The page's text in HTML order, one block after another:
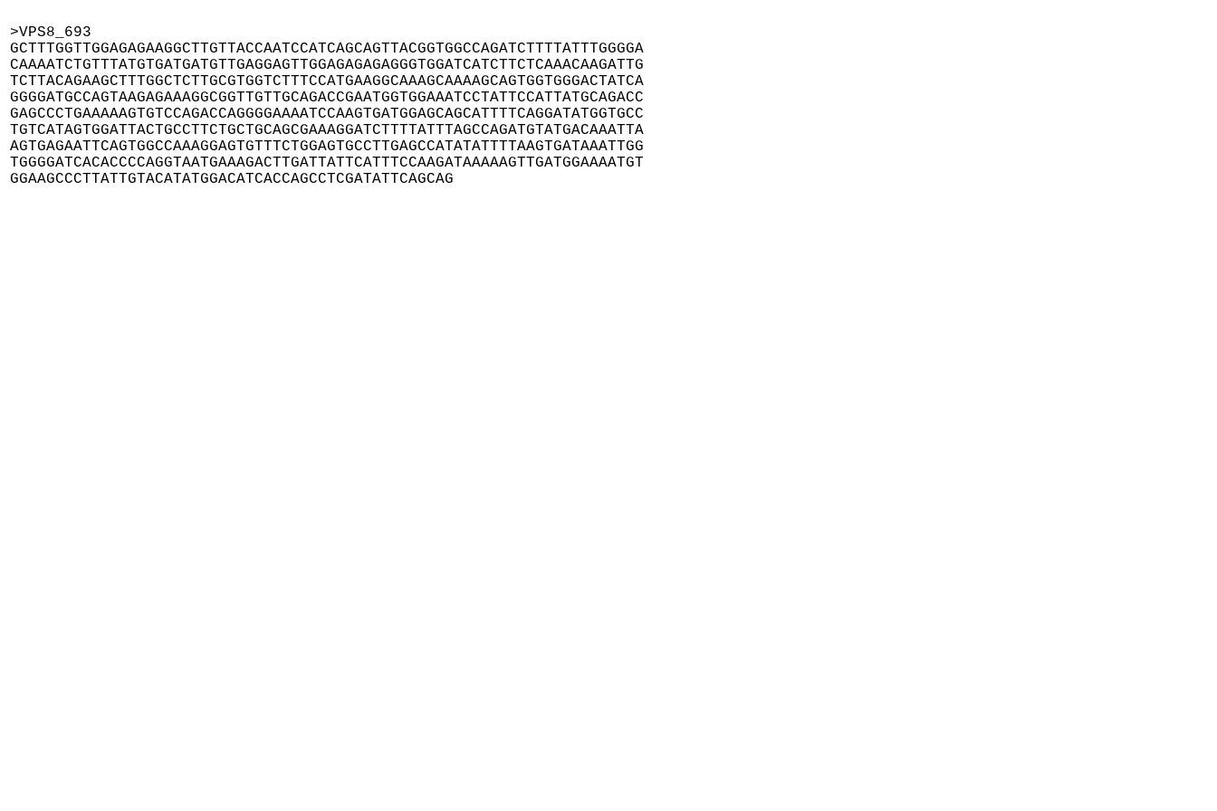
>VPS8_693
GCTTTGGTTGGAGAGAAGGCTTGTTACCAATCCATCAGCAGTTACGGTGGCCAGATCTTTTATTTGGGGA
CAAAATCTGTTTATGTGATGATGTTGAGGAGTTGGAGAGAGAGGGTGGATCATCTTCTCAAACAAGATTG
TCTTACAGAAGCTTTGGCTCTTGCGTGGTCTTTCCATGAAGGCAAAGCAAAAGCAGTGGTGGGACTATCA
GGGGATGCCAGTAAGAGAAAGGCGGTTGTTGCAGACCGAATGGTGGAAATCCTATTCCATTATGCAGACC
GAGCCCTGAAAAAGTGTCCAGACCAGGGGAAAATCCAAGTGATGGAGCAGCATTTTCAGGATATGGTGCC
TGTCATAGTGGATTACTGCCTTCTGCTGCAGCGAAAGGATCTTTTATTTAGCCAGATGTATGACAAATTA
AGTGAGAATTCAGTGGCCAAAGGAGTGTTTCTGGAGTGCCTTGAGCCATATATTTTAAGTGATAAATTGG
TGGGGATCACACCCCAGGTAATGAAAGACTTGATTATTCATTTCCAAGATAAAAAGTTGATGGAAAATGT
GGAAGCCCTTATTGTACATATGGACATCACCAGCCTCGATATTCAGCAG